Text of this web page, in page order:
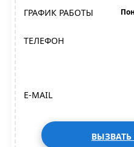
ГРАФИК РАБОТЫ
ТЕЛЕФОН
E-MAIL